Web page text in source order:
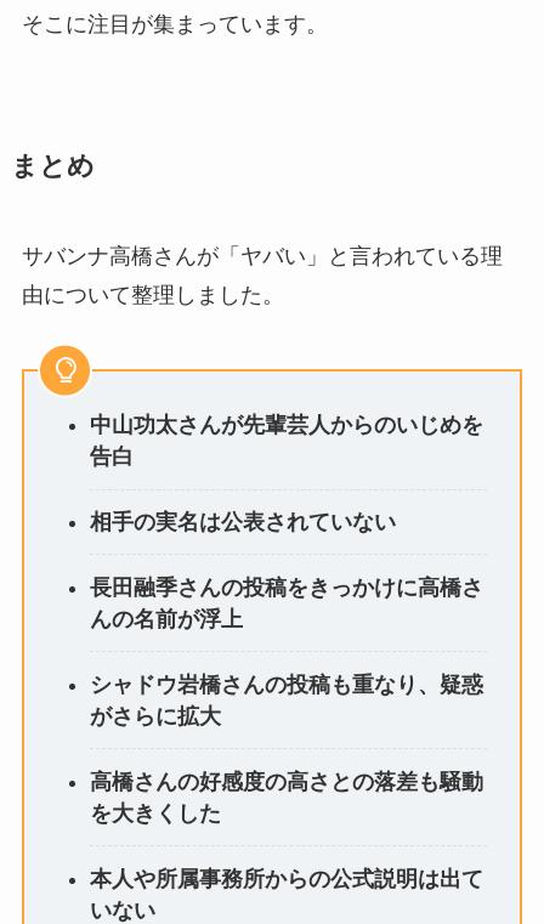
そこに注目が集まっています。
まとめ
サバンナ高橋さんが「ヤバい」と言われている理
由について整理しました。
中山功太さんが先輩芸人からのいじめを
告白
相手の実名は公表されていない
長田融季さんの投稿をきっかけに高橋さ
んの名前が浮上
シャドウ岩橋さんの投稿も重なり、疑惑
がさらに拡大
高橋さんの好感度の高さとの落差も騒動
を大きくした
本人や所属事務所からの公式説明は出て
いない